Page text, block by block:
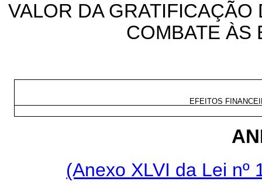
VALOR DA
COMBATE ÀS
EFEITOS
(Anexo XLVI da Lei